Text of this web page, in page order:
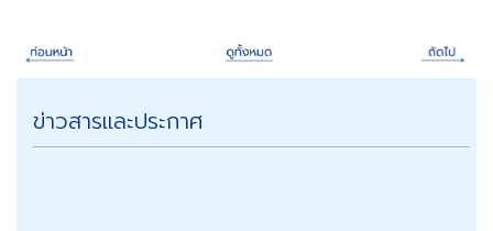
ข่าวสารและประกาศ